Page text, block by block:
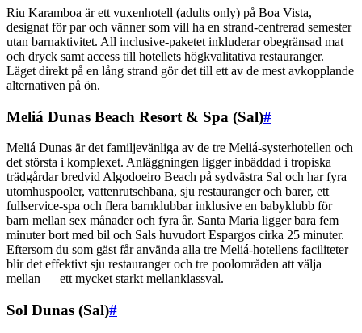
Riu Karamboa är ett vuxenhotell (adults only) på Boa Vista,
designat för par och vänner som vill ha en strand-centrerad semester
utan barnaktivitet. All inclusive-paketet inkluderar obegränsad mat
och dryck samt access till hotellets högkvalitativa restauranger.
Läget direkt på en lång strand gör det till ett av de mest avkopplande
alternativen på ön.
Meliá Dunas Beach Resort & Spa (Sal)#
Meliá Dunas är det familjevänliga av de tre Meliá-systerhotellen och
det största i komplexet. Anläggningen ligger inbäddad i tropiska
trädgårdar bredvid Algodoeiro Beach på sydvästra Sal och har fyra
utomhuspooler, vattenrutschbana, sju restauranger och barer, ett
fullservice-spa och flera barnklubbar inklusive en babyklubb för
barn mellan sex månader och fyra år. Santa Maria ligger bara fem
minuter bort med bil och Sals huvudort Espargos cirka 25 minuter.
Eftersom du som gäst får använda alla tre Meliá-hotellens faciliteter
blir det effektivt sju restauranger och tre poolområden att välja
mellan — ett mycket starkt mellanklassval.
Sol Dunas (Sal)#